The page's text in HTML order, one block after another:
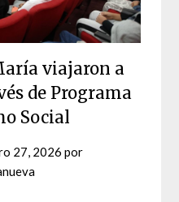
viajaron a
de Programa
Social
27, 2026 por